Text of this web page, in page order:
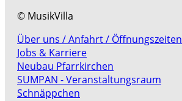
© MusikVilla
Über uns / Anfahrt / Öffnungszeiten
Jobs & Karriere
Neubau Pfarrkirchen
SUMPAN - Veranstaltungsraum
Schnäppchen